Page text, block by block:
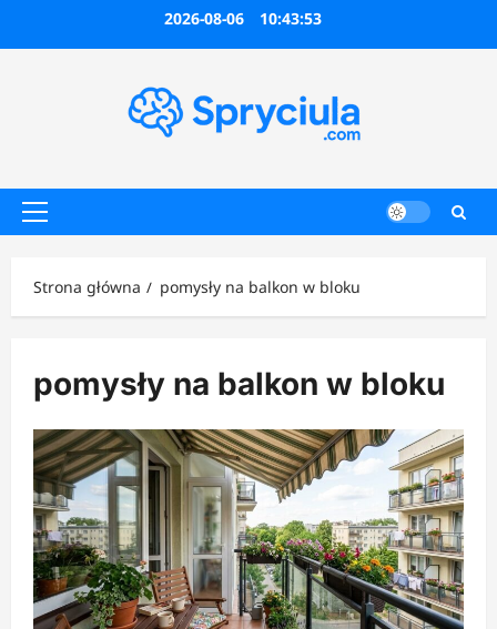
2026-08-06 10:43:53
Menu
Strona główna
pomysły na balkon w bloku
pomysły na balkon w bloku